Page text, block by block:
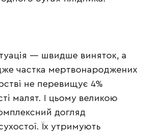
— швидше виняток, а
частка мертвонароджених
не перевищує 4%
малят. І цьому великою
догляд
Їх утримують